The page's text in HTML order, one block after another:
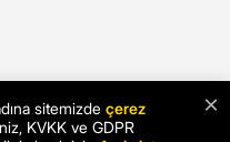
×
sitemizde çerez
KVKK ve GDPR